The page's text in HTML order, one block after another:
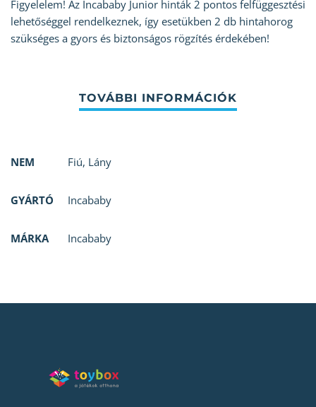
Figyelelem! Az Incababy Junior hinták 2 pontos felfüggesztési
lehetőséggel rendelkeznek, így esetükben 2 db hintahorog
szükséges a gyors és biztonságos rögzítés érdekében!
NEM Fiú, Lány
GYÁRTÓ Incababy
MÁRKA Incababy